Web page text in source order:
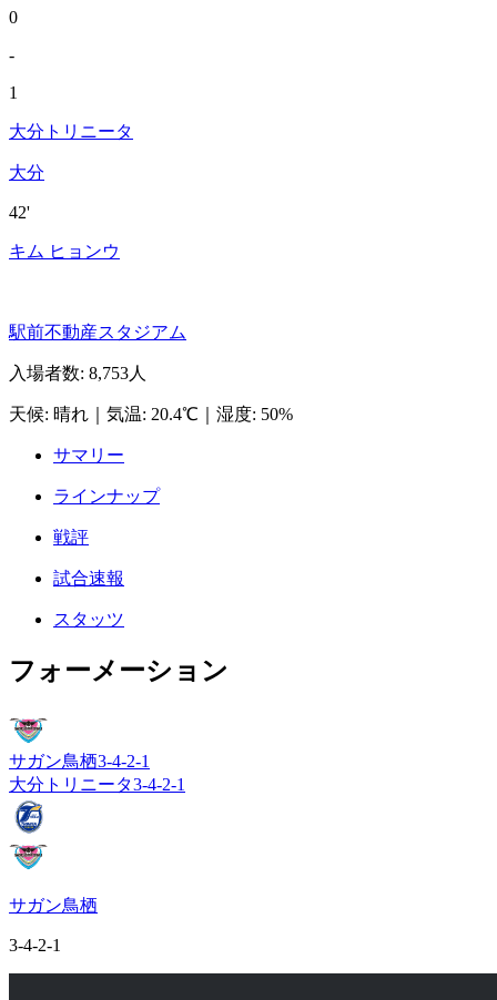
0
-
1
大分トリニータ
大分
42'
キム ヒョンウ
駅前不動産スタジアム
入場者数: 8,753人
天候: 晴れ 気温: 20.4℃ 湿度: 50%
サマリー
ラインナップ
戦評
試合速報
スタッツ
フォーメーション
サガン鳥栖3-4-2-1
大分トリニータ3-4-2-1
サガン鳥栖
3-4-2-1